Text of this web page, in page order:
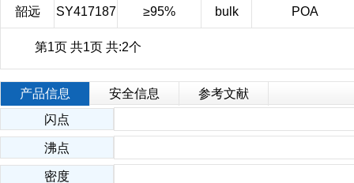
韶远 SY417187 ≥95% bulk POA
第1页 共1页 共:2个
产品信息 安全信息
参考文献
闪点
沸点
密度